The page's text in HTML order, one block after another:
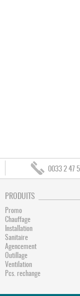
0033 2 47
PRODUITS
Promo
Chauffage
Installation
Sanitaire
Agencement
Outillage
Ventilation
Pcs. rechange